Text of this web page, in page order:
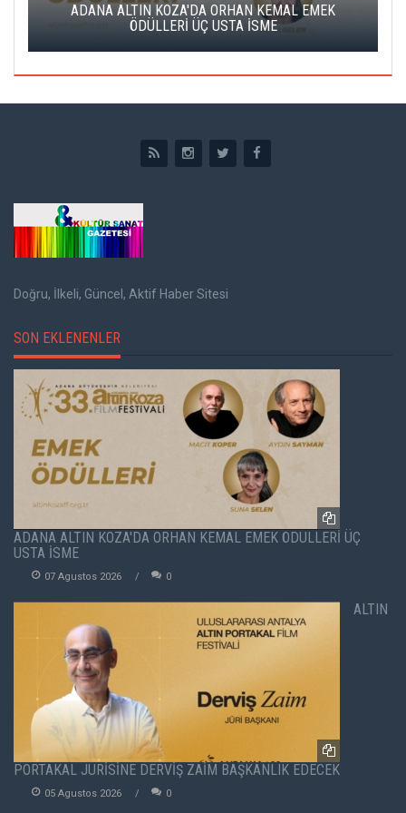
ADANA ALTIN KOZA'DA ORHAN KEMAL EMEK
ÖDÜLLERİ ÜÇ USTA İSME
Doğru, İlkeli, Güncel, Aktif Haber Sitesi
SON EKLENENLER
ADANA ALTIN KOZA'DA ORHAN KEMAL EMEK ÖDÜLLERİ ÜÇ
USTA İSME
07 Agustos 2026 0
ALTIN
PORTAKAL JÜRİSİNE DERVİŞ ZAİM BAŞKANLIK EDECEK
05 Agustos 2026 0